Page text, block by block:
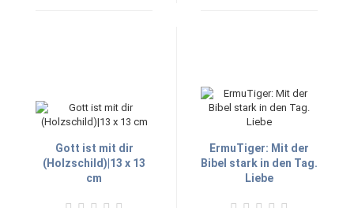
Gott ist mit dir
(Holzschild)|13 x 13
cm
ErmuTiger: Mit der
Bibel stark in den Tag.
Liebe